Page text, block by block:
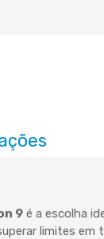
9é a escolha
limites em